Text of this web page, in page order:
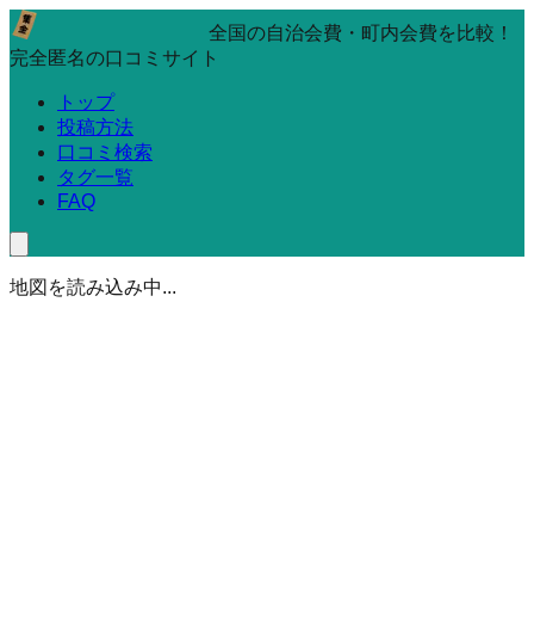
全国の自治会費・町内会費を比較！
完全匿名の口コミサイト
トップ
投稿方法
口コミ検索
タグ一覧
FAQ
地図を読み込み中...